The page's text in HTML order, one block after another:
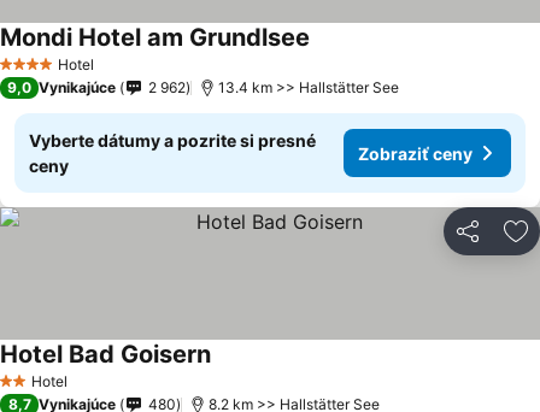
4 Počet hviezdičiek
Hotel
Mondi Hotel am Grundlsee
9,0 Vynikajúce 2 962 13.4 km >> Hallstätter See
Vyberte dátumy a pozrite si presné
ceny
Zobraziť ceny
Zdieľať
2 Počet hviezdičiek
Hotel
Hotel Bad Goisern
8,7 Vynikajúce 480 8.2 km >> Hallstätter See